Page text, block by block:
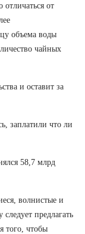
отличаться от
объема воды
чайных
и оставит за
заплатили что ли
58,7 млрд
волнистые и
предлагать
того, чтобы